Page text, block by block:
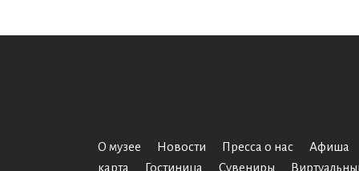
О музее Новости Пресса о нас Афиша
карта
Гостиница Сувениры